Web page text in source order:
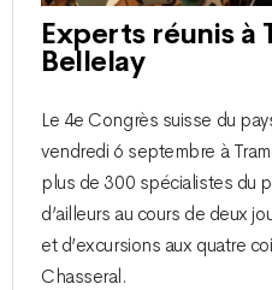
Experts réunis à
Bellelay
Le 4e Congrès suisse du
vendredi 6 septembre à
plus de 300 spécialistes du
d’ailleurs au cours de deux
et d’excursions aux quatre
Chasseral.